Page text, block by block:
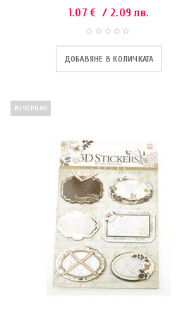
1.07€ / 2.09 лв.
ДОБАВЯНЕ В КОЛИЧКАТА
ИЗЧЕРПАН